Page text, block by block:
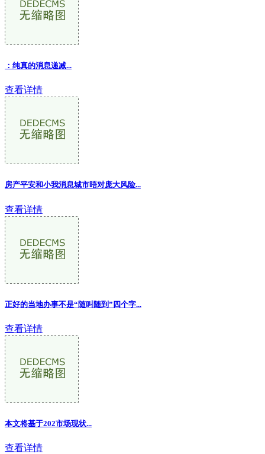
：纯真的消息递减...
查看详情
房产平安和小我消息城市晤对庞大风险...
查看详情
正好的当地办事不是“随叫随到”四个字...
查看详情
本文将基于202市场现状...
查看详情